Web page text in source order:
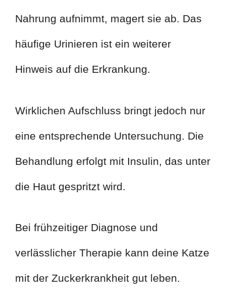
Nahrung aufnimmt, magert sie ab. Das
häufige Urinieren ist ein weiterer
Hinweis auf die Erkrankung.
Wirklichen Aufschluss bringt jedoch nur
eine entsprechende Untersuchung. Die
Behandlung erfolgt mit Insulin, das unter
die Haut gespritzt wird.
Bei frühzeitiger Diagnose und
verlässlicher Therapie kann deine Katze
mit der Zuckerkrankheit gut leben.